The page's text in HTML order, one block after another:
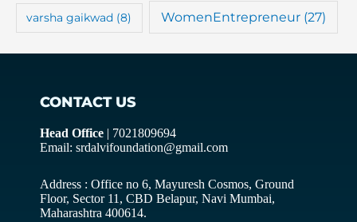
varsha gaikwad (8) WomenEntrepreneur (27)
CONTACT US
Head Office | 7021809694
Email: srdalvifoundation@gmail.com
Address : Office no 6, Mayuresh Cosmos, Ground
Floor, Sector 11, CBD Belapur, Navi Mumbai,
Maharashtra 400614.